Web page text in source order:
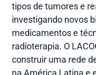
tipos de tumores e
investigando novos
medicamentos e
radioterapia. O
construir uma rede
na América Latina e